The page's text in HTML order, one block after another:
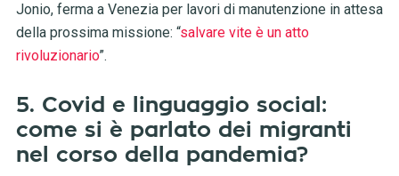
Jonio, ferma a Venezia per lavori di manutenzione in attesa
della prossima missione: “salvare vite è un atto
rivoluzionario”.
5. Covid e linguaggio social:
come si è parlato dei migranti
nel corso della pandemia?